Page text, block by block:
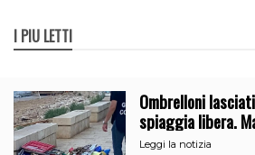
I PIÙ LETTI
Ombrelloni
spiaggia libera.
Guardia Costiera
Leggi la notizia